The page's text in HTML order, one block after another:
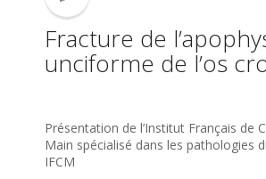
Fracture de
unciforme de l’os
Présentation de l’Institut Français de
Main spécialisé dans les pathologies
IFCM